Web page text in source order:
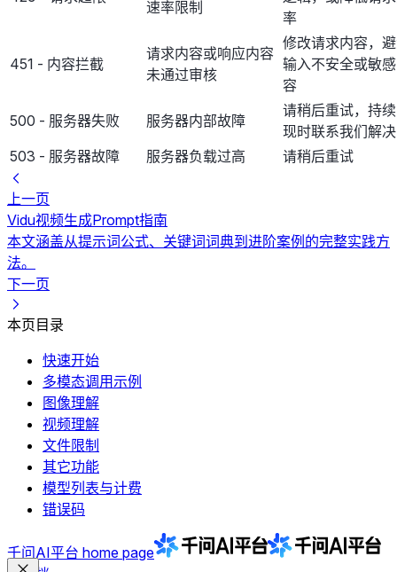
速率限制
率
451 - 内容拦截
请求内容或响应内容
未通过审核
修改请求内容，
输入不安全或敏
容
500 - 服务器失败
服务器内部故障
请稍后重试，持
现时联系我们解决
503 - 服务器故障
服务器负载过高 请稍后重试
上一页
Vidu视频生成Prompt指南
本文涵盖从提示词公式、关键词词典到进阶案例的完整实践方
法。
下一页
本页目录
快速开始
多模态调用示例
图像理解
视频理解
文件限制
其它功能
模型列表与计费
错误码
千问AI平台 home page